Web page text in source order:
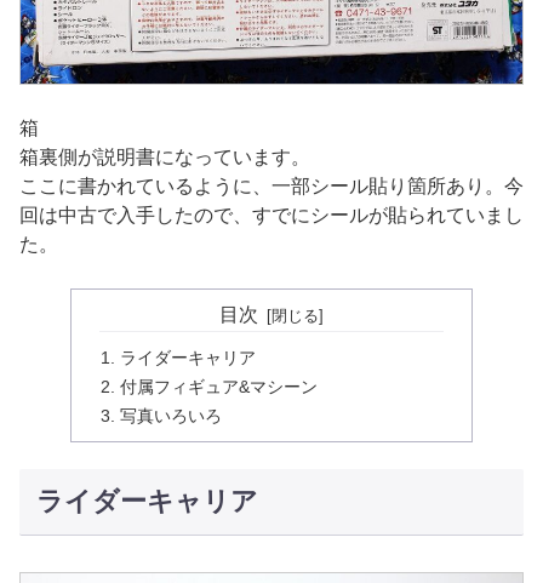
箱
箱裏側が説明書になっています。
ここに書かれているように、一部シール貼り箇所あり。今
回は中古で入手したので、すでにシールが貼られていまし
た。
目次
ライダーキャリア
付属フィギュア&マシーン
写真いろいろ
ライダーキャリア